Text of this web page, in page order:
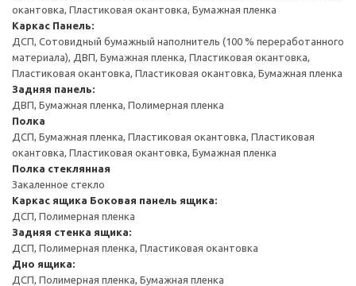
окантовка, Пластиковая окантовка, Бумажная пленка
Каркас Панель:
ДСП, Сотовидный бумажный наполнитель (100 % переработанного
материала), ДВП, Бумажная пленка, Пластиковая окантовка,
Пластиковая окантовка, Пластиковая окантовка, Бумажная пленка
Задняя панель:
ДВП, Бумажная пленка, Полимерная пленка
Полка
ДСП, Бумажная пленка, Пластиковая окантовка, Пластиковая
окантовка, Пластиковая окантовка, Бумажная пленка
Полка стеклянная
Закаленное стекло
Каркас ящика Боковая панель ящика:
ДСП, Полимерная пленка
Задняя стенка ящика:
ДСП, Полимерная пленка, Пластиковая окантовка
Дно ящика:
ДСП, Полимерная пленка, Бумажная пленка